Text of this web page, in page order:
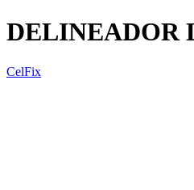
DELINEADOR
CelFix